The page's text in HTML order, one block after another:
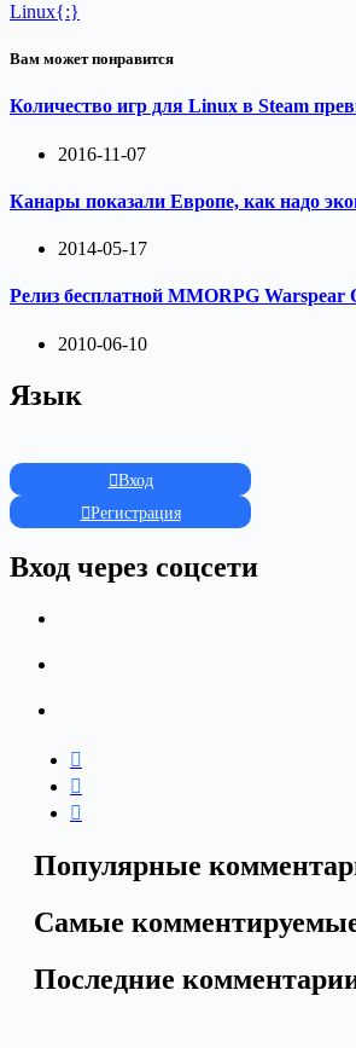
Linux{:}
Вам может понравится
Количество игр для Linux в Steam
2016-11-07
Канары показали Европе, как надо
2014-05-17
Релиз бесплатной MMORPG Warspear
2010-06-10
Язык
Вход
Регистрация
Вход через соцсети
Популярные
Самые
Последние